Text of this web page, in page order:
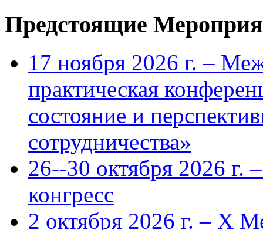
Предстоящие
17 ноября 2026 г. –
практическая
состояние и
сотрудничества»
26--30 октября 2026 г.
конгресс
2 октября 2026 г. – X